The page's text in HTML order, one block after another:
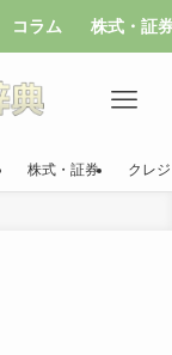
コラム 株式・証
株式・証券 クレ